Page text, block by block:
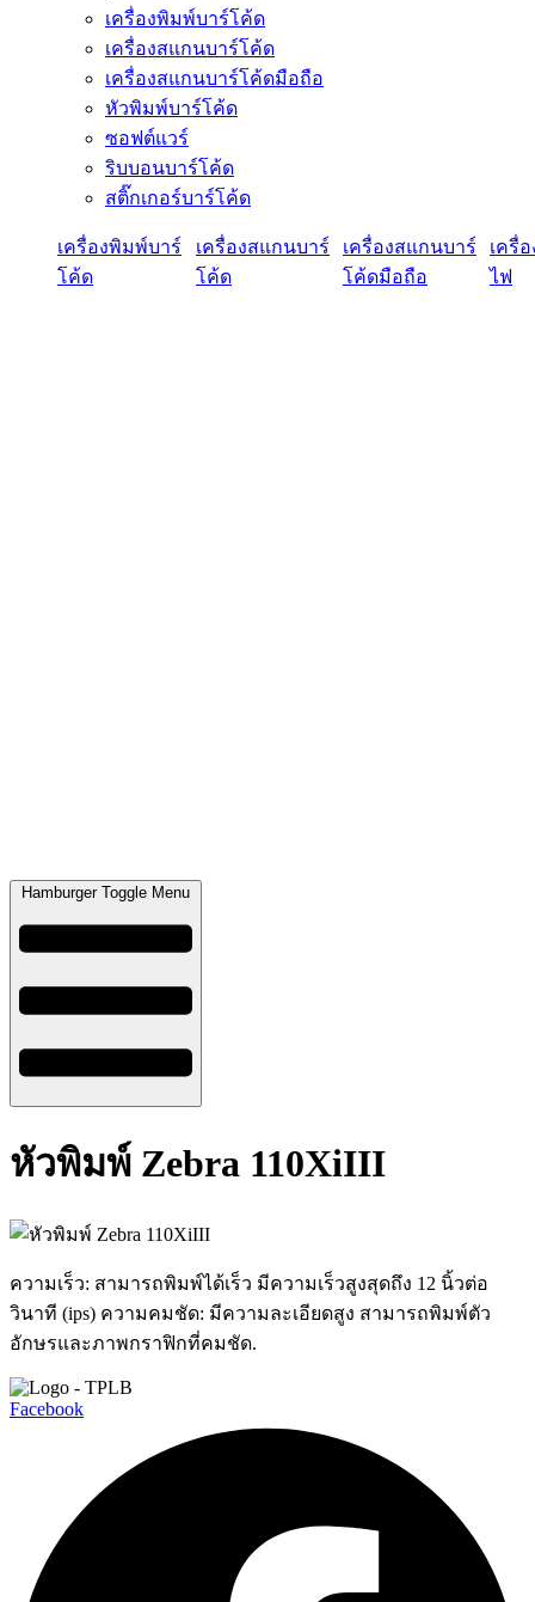
เครื่องพิมพ์บาร์โค้ด
เครื่องสแกนบาร์โค้ด
เครื่องสแกนบาร์โค้ดมือถือ
หัวพิมพ์บาร์โค้ด
ซอฟต์แวร์
ริบบอนบาร์โค้ด
สติ๊กเกอร์บาร์โค้ด
เครื่องพิมพ์บาร์
โค้ด
เครื่องสแกนบาร์
โค้ด
เครื่องสแกนบาร์
โค้ดมือถือ
เครื่
ไฟ
Hamburger Toggle Menu
หัวพิมพ์ Zebra 110XiIII
ความเร็ว: สามารถพิมพ์ได้เร็ว มีความเร็วสูงสุดถึง 12 นิ้วต่อ
วินาที (ips) ความคมชัด: มีความละเอียดสูง สามารถพิมพ์ตัว
อักษรและภาพกราฟิกที่คมชัด.
Facebook